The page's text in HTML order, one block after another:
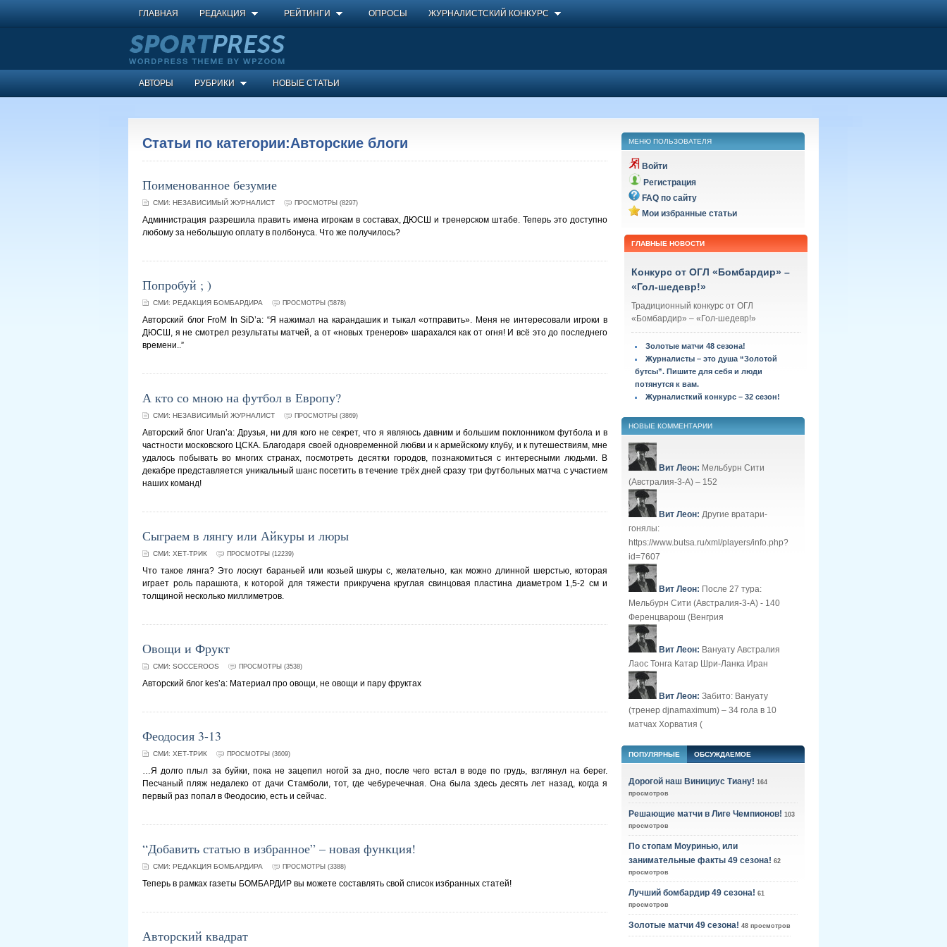
ГЛАВНАЯ РЕДАКЦИЯ РЕЙТИНГИ ОПРОСЫ ЖУРНАЛИСТСКИЙ КОНКУРС
АВТОРЫ РУБРИКИ НОВЫЕ СТАТЬИ
Статьи по категории:Авторские блоги
Поименованное безумие
СМИ: НЕЗАВИСИМЫЙ ЖУРНАЛИСТ ПРОСМОТРЫ (8297)
Администрация разрешила править имена игрокам в составах, ДЮСШ и тренерском штабе. Теперь это доступно
любому за небольшую оплату в полбонуса. Что же получилось?
Попробуй ; )
СМИ: РЕДАКЦИЯ БОМБАРДИРА ПРОСМОТРЫ (5878)
Авторский блог FroM In SiD’а: “Я нажимал на карандашик и тыкал «отправить». Меня не интересовали игроки в
ДЮСШ, я не смотрел результаты матчей, а от «новых тренеров» шарахался как от огня! И всё это до последнего
времени..”
А кто со мною на футбол в Европу?
СМИ: НЕЗАВИСИМЫЙ ЖУРНАЛИСТ ПРОСМОТРЫ (3869)
Авторский блог Uran’а: Друзья, ни для кого не секрет, что я являюсь давним и большим поклонником футбола и в
частности московского ЦСКА. Благодаря своей одновременной любви и к армейскому клубу, и к путешествиям, мне
удалось побывать во многих странах, посмотреть десятки городов, познакомиться с интересными людьми. В
декабре представляется уникальный шанс посетить в течение трёх дней сразу три футбольных матча с участием
наших команд!
Сыграем в лянгу или Айкуры и люры
СМИ: ХЕТ-ТРИК ПРОСМОТРЫ (12239)
Что такое лянга? Это лоскут бараньей или козьей шкуры с, желательно, как можно длинной шерстью, которая
играет роль парашюта, к которой для тяжести прикручена круглая свинцовая пластина диаметром 1,5-2 см и
толщиной несколько миллиметров.
Овощи и Фрукт
СМИ: SOCCEROOS ПРОСМОТРЫ (3538)
Авторский блог kes’а: Материал про овощи, не овощи и пару фруктах
Феодосия 3-13
СМИ: ХЕТ-ТРИК ПРОСМОТРЫ (3609)
…Я долго плыл за буйки, пока не зацепил ногой за дно, после чего встал в воде по грудь, взглянул на берег.
Песчаный пляж недалеко от дачи Стамболи, тот, где чебуречечная. Она была здесь десять лет назад, когда я
первый раз попал в Феодосию, есть и сейчас.
“Добавить статью в избранное” – новая функция!
СМИ: РЕДАКЦИЯ БОМБАРДИРА ПРОСМОТРЫ (3388)
Теперь в рамках газеты БОМБАРДИР вы можете составлять свой список избранных статей!
Авторский квадрат
МЕНЮ ПОЛЬЗОВАТЕЛЯ
Войти
Регистрация
FAQ по сайту
Мои избранные статьи
ГЛАВНЫЕ НОВОСТИ
Конкурс от ОГЛ «Бомбардир» –
«Гол-шедевр!»
Традиционный конкурс от ОГЛ
«Бомбардир» – «Гол-шедевр!»
Золотые матчи 48 сезона!
Журналисты – это душа “Золотой
бутсы”. Пишите для себя и люди
потянутся к вам.
Журналисткий конкурс – 32 сезон!
НОВЫЕ КОММЕНТАРИИ
Вит Леон: Мельбурн Сити
(Австралия-3-А) – 152
Вит Леон: Другие вратари-
гонялы:
https://www.butsa.ru/xml/players/info.php?
id=7607
Вит Леон: После 27 тура:
Мельбурн Сити (Австралия-3-А) - 140
Ференцварош (Венгрия
Вит Леон: Вануату Австралия
Лаос Тонга Катар Шри-Ланка Иран
Вит Леон: Забито: Вануату
(тренер djnamaximum) – 34 гола в 10
матчах Хорватия (
ПОПУЛЯРНЫЕ ОБСУЖДАЕМОЕ
Дорогой наш Винициус Тиану! 164
просмотров
Решающие матчи в Лиге Чемпионов! 103
просмотров
По стопам Моуринью, или
занимательные факты 49 сезона! 62
просмотров
Лучший бомбардир 49 сезона! 61
просмотров
Золотые матчи 49 сезона! 48 просмотров